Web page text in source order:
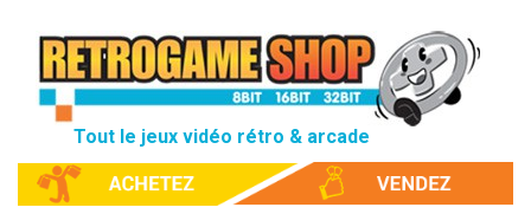
Tout le jeux vidéo rétro & arcade